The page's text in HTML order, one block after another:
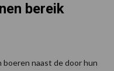
bereik
naast de door hun